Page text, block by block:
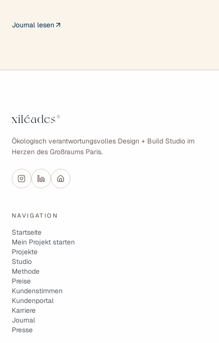
Journal lesen
xiléades ®
Ökologisch verantwortungsvolles Design + Build Studio im
Herzen des Großraums Paris.
NAVIGATION
Startseite
Mein Projekt starten
Projekte
Studio
Methode
Preise
Kundenstimmen
Kundenportal
Karriere
Journal
Presse